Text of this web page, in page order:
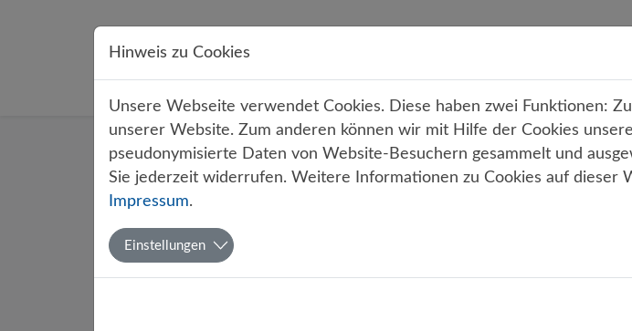
Startseite
Über uns Aktuelles
Papenburg 2025
Hinweis zu Cookies
Unsere Webseite verwendet Cookies. Diese haben zwei Funktionen:
unserer Website. Zum anderen können wir mit Hilfe der Cookies
pseudonymisierte Daten von Website-Besuchern gesammelt und
Sie jederzeit widerrufen. Weitere Informationen zu Cookies auf dieser
Impressum.
Einstellungen